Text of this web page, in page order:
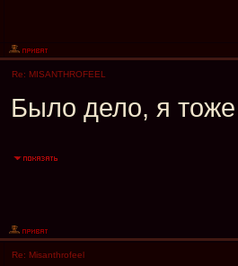
Re: MISANTHROFEEL
Было дело, я
Re: Misanthrofeel